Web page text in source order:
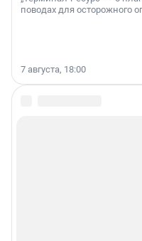
поводах для осторожного
7 августа, 18:00